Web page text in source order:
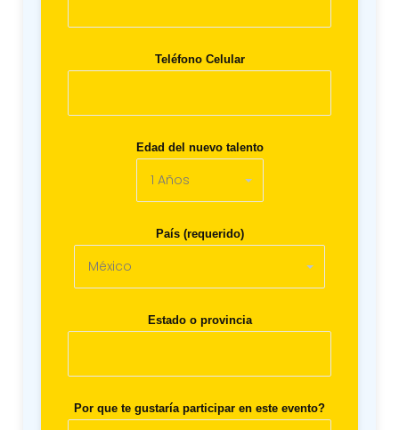
Teléfono Celular
Edad del nuevo talento
País (requerido)
Estado o provincia
Por que te gustaría participar en este evento?